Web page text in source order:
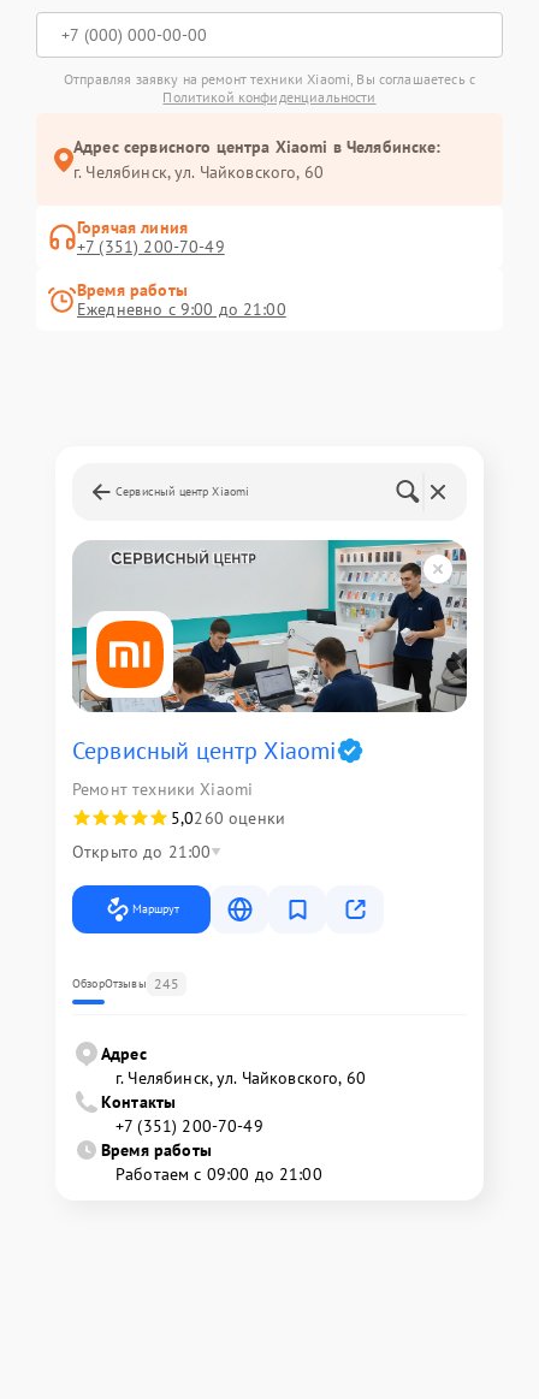
Отправляя заявку на ремонт техники Xiaomi, Вы соглашаетесь с
Политикой конфиденциальности
Адрес сервисного центра Xiaomi в Челябинске:
г. Челябинск, ул. Чайковского, 60
Горячая линия
+7 (351) 200-70-49
Время работы
Ежедневно с 9:00 до 21:00
Сервисный центр Xiaomi
Сервисный центр Xiaomi
Ремонт техники Xiaomi
5,0260 оценки
Открыто до 21:00
Маршрут
ОбзорОтзывы 245
Адрес
г. Челябинск, ул. Чайковского, 60
Контакты
+7 (351) 200-70-49
Время работы
Работаем с 09:00 до 21:00